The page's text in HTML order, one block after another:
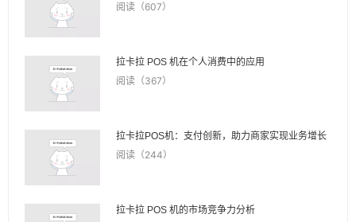
阅读（607）
拉卡拉 POS 机在个人消费中的应用
阅读（367）
拉卡拉POS机：支付创新，助力商家实现业务增长
阅读（244）
拉卡拉 POS 机的市场竞争力分析